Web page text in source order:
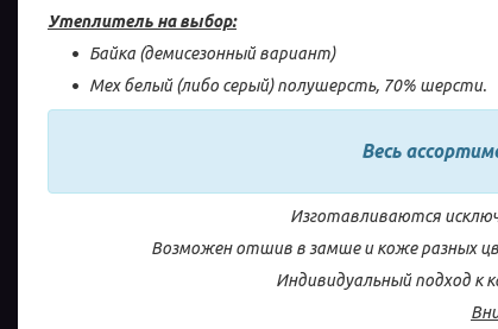
Утеплитель на выбор:
Байка (демисезонный вариант)
Мех белый (либо серый) полушерсть, 70% шерсти.
Весь
Изготавливаются
Возможен отшив в замше и коже разных
Индивидуальный подход к